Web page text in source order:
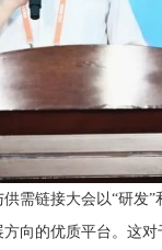
需链接大会以“研发
向的优质平台。这